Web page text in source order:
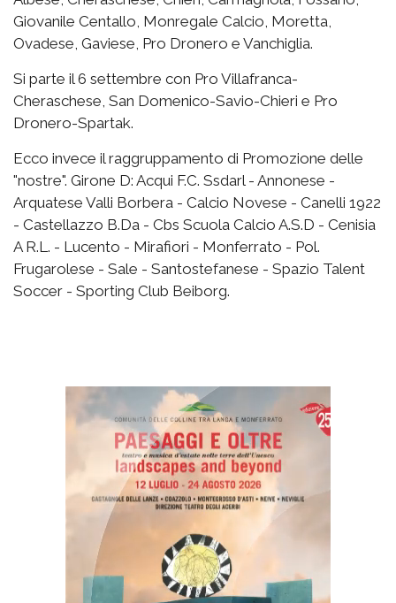
Giovanile Centallo, Monregale Calcio, Moretta,
Ovadese, Gaviese, Pro Dronero e Vanchiglia.
Si parte il 6 settembre con Pro Villafranca-
Cheraschese, San Domenico-Savio-Chieri e Pro
Dronero-Spartak.
Ecco invece il raggruppamento di Promozione delle
"nostre". Girone D: Acqui F.C. Ssdarl - Annonese -
Arquatese Valli Borbera - Calcio Novese - Canelli 1922
- Castellazzo B.Da - Cbs Scuola Calcio A.S.D - Cenisia
A R.L. - Lucento - Mirafiori - Monferrato - Pol.
Frugarolese - Sale - Santostefanese - Spazio Talent
Soccer - Sporting Club Beiborg.